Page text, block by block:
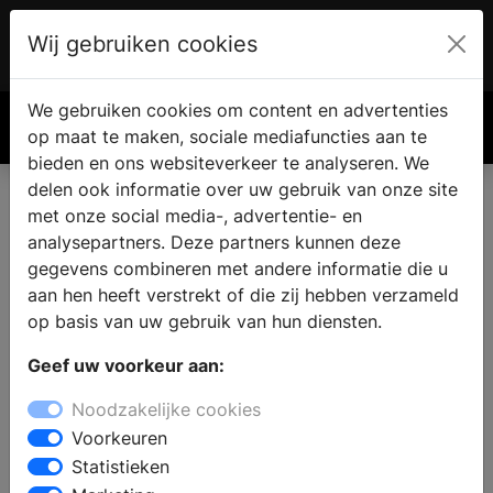
€ 0.00
Wij gebruiken cookies
We gebruiken cookies om content en advertenties
op maat te maken, sociale mediafuncties aan te
bieden en ons websiteverkeer te analyseren. We
delen ook informatie over uw gebruik van onze site
met onze social media-, advertentie- en
analysepartners. Deze partners kunnen deze
gegevens combineren met andere informatie die u
aan hen heeft verstrekt of die zij hebben verzameld
op basis van uw gebruik van hun diensten.
Geef uw voorkeur aan:
Noodzakelijke cookies
Voorkeuren
Statistieken